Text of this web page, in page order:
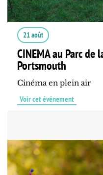
21 août
CINEMA au Parc de
Portsmouth
Cinéma en plein air
Voir cet événement